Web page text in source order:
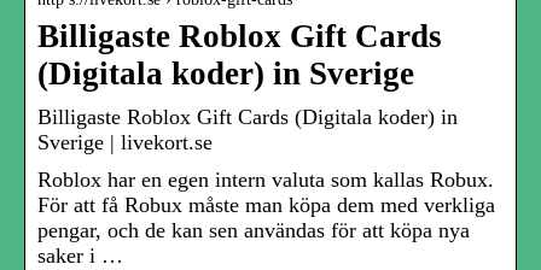
Billigaste Roblox Gift Cards
(Digitala koder) in Sverige
Billigaste Roblox Gift Cards (Digitala koder) in
Sverige | livekort.se
Roblox har en egen intern valuta som kallas Robux.
För att få Robux måste man köpa dem med verkliga
pengar, och de kan sen användas för att köpa nya
saker i …